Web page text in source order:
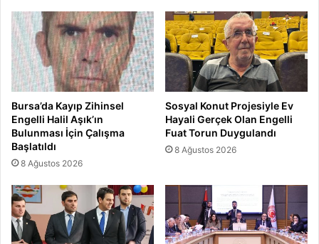
Bursa’da Kayıp Zihinsel
Engelli Halil Aşık’ın
Bulunması İçin Çalışma
Başlatıldı
8 Ağustos 2026
Sosyal Konut Projesiyle Ev
Hayali Gerçek Olan Engelli
Fuat Torun Duygulandı
8 Ağustos 2026